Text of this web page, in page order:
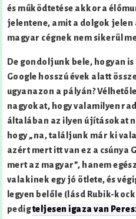
és működtetése akkora
jelentene, amit a dolgok
magyar cégnek nem sikerül
De gondoljunk bele, hogyan
Google hosszú évek alatt
ugyanazon a pályán?
nagyokat, hogy valamilyen
általában az ilyen újításokat
hogy „na, találjunk már ki
azért mert itt van ez a csúnya
mert az magyar”, hanem
valakinek egy jó ötlete, és
legyen belőle (lásd Rubik-
pedigteljesen igaza van